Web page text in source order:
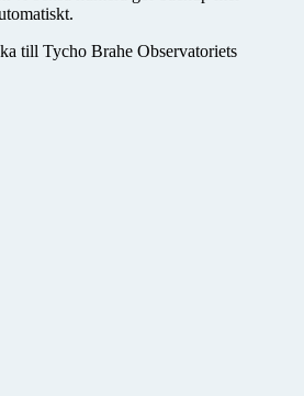
till Tycho Brahe Observatoriets